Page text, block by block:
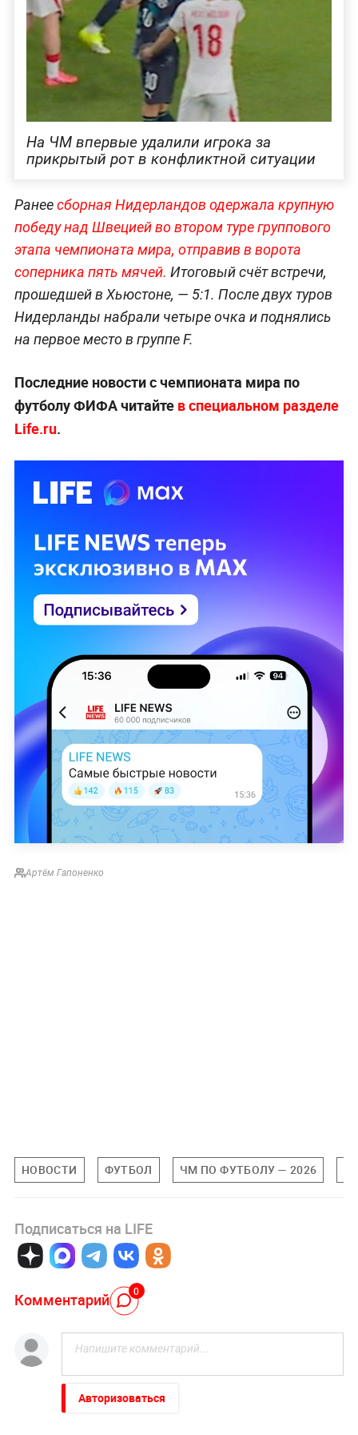
На ЧМ впервые удалили игрока за
прикрытый рот в конфликтной ситуации
Ранеесборная Нидерландов одержала крупную
победу над Швецией во втором туре группового
этапа чемпионата мира, отправив в ворота
соперника пять мячей. Итоговый счёт встречи,
прошедшей в Хьюстоне, — 5:1. После двух туров
Нидерланды набрали четыре очка и поднялись
на первое место в группе F.
Последние новости с чемпионата мира по
футболу ФИФА читайте в специальном разделе
Life.ru.
Артём Гапоненко
НОВОСТИ ФУТБОЛ ЧМ ПО ФУТБОЛУ — 2026
Подписаться на LIFE
Комментарий 0
Авторизоваться